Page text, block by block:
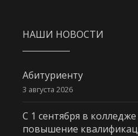
НАШИ НОВОСТИ
Абитуриенту
3 августа 2026
С 1 сентября в
повышение